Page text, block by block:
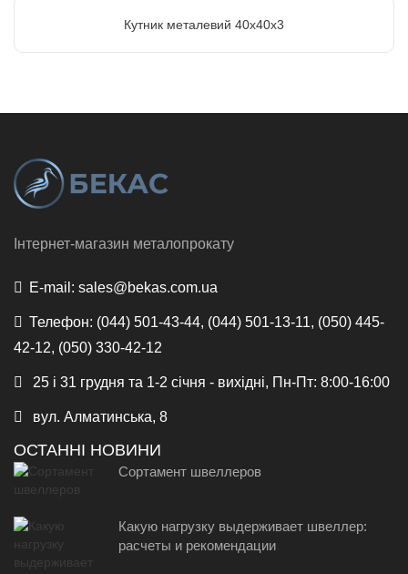
Кутник металевий 40х40х3
Інтернет-магазин металопрокату
E-mail: sales@bekas.com.ua
Телефон: (044) 501-43-44, (044) 501-13-11, (050) 445-
42-12, (050) 330-42-12
25 і 31 грудня та 1-2 січня - вихідні, Пн-Пт: 8:00-16:00
вул. Алматинська, 8
ОСТАННІ НОВИНИ
Сортамент швеллеров
Какую нагрузку выдерживает швеллер:
расчеты и рекомендации